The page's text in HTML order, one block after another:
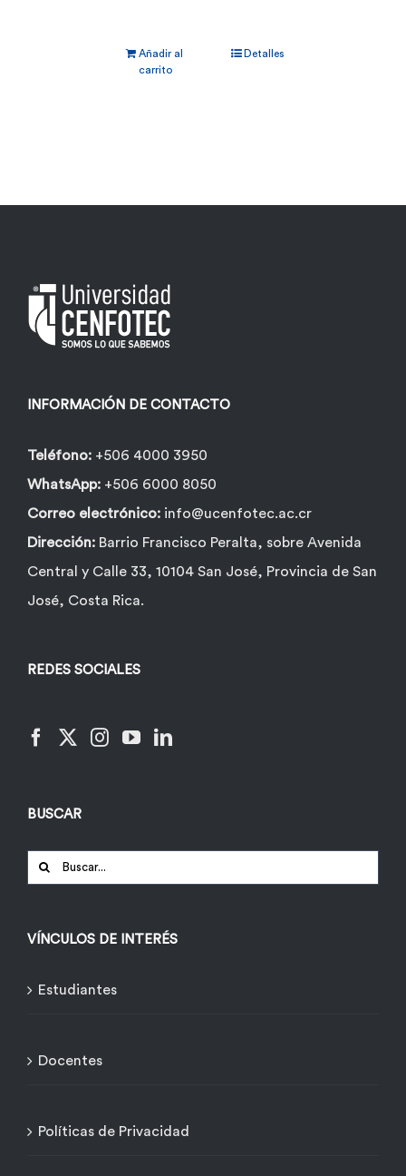
Añadir al
carrito
Detalles
INFORMACIÓN DE CONTACTO
Teléfono: +506 4000 3950
WhatsApp: +506 6000 8050
Correo electrónico: info@ucenfotec.ac.cr
Dirección: Barrio Francisco Peralta, sobre Avenida
Central y Calle 33, 10104 San José, Provincia de San
José, Costa Rica.
REDES SOCIALES
BUSCAR
Buscar:
VÍNCULOS DE INTERÉS
Estudiantes
Docentes
Políticas de Privacidad